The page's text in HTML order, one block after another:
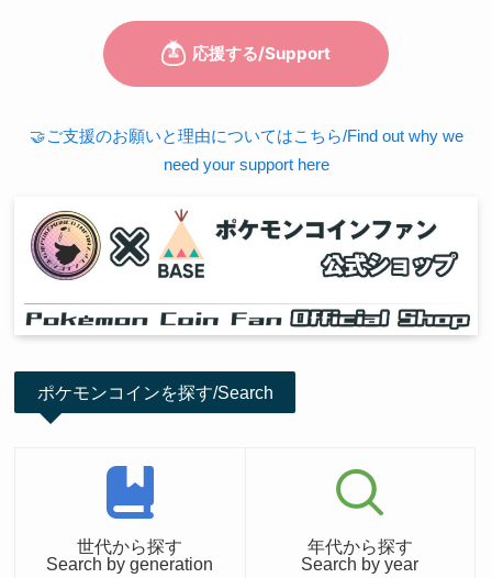
🤝ご支援のお願いと理由についてはこちら/Find out why we
need your support here
ポケモンコインを探す/Search
世代から探す
Search by generation
年代から探す
Search by year